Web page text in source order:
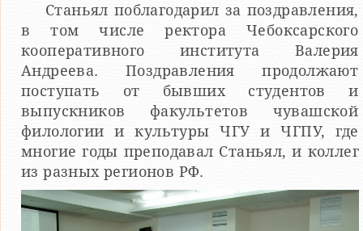
Станьял поблагодарил за поздравления,
в том числе ректора Чебоксарского
кооперативного института Валерия
Андреева. Поздравления продолжают
поступать от бывших студентов и
выпускников факультетов чувашской
филологии и культуры ЧГУ и ЧГПУ, где
многие годы преподавал Станьял, и коллег
из разных регионов РФ.